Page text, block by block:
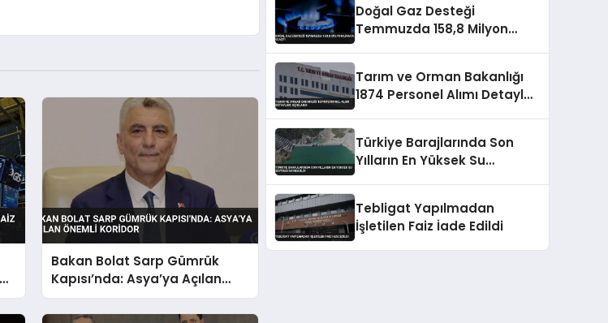
Bakan Bolat Sarp Gümrük
Kapısı’nda: Asya’ya Açılan
Önemli Koridor
Doğal Gaz Desteği
Temmuzda 158,8 Milyon
Tarım ve Orman Bakanlığı
1874 Personel Alımı Detayları
Türkiye Barajlarında Son
Yılların En Yüksek Su
Tebligat Yapılmadan
İşletilen Faiz İade Edildi